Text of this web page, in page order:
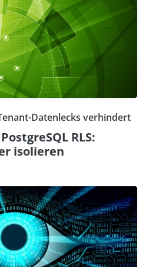
Datenlecks verhindert
RLS:
isolieren